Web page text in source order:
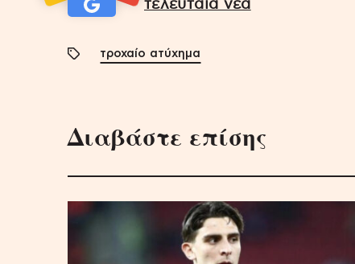
τελευταία νέα
τροχαίο ατύχημα
Διαβάστε επίσης